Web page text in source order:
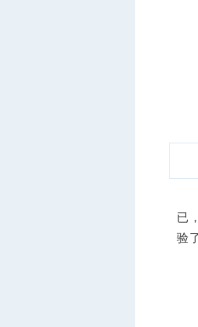
孔
已
验